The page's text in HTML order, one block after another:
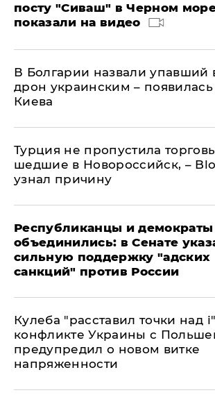
посту "Сиваш" в Черном
показали на видео
В Болгарии назвали упавший
дрон украинским –
Киева
Турция не пропустила
шедшие в Новороссийск, –
узнал причину
Республиканцы и демократы
объединились: в Сенате
сильную поддержку "адских
санкций" против России
Кулеба "расставил точки над
конфликте Украины с
предупредил о новом витке
напряженности